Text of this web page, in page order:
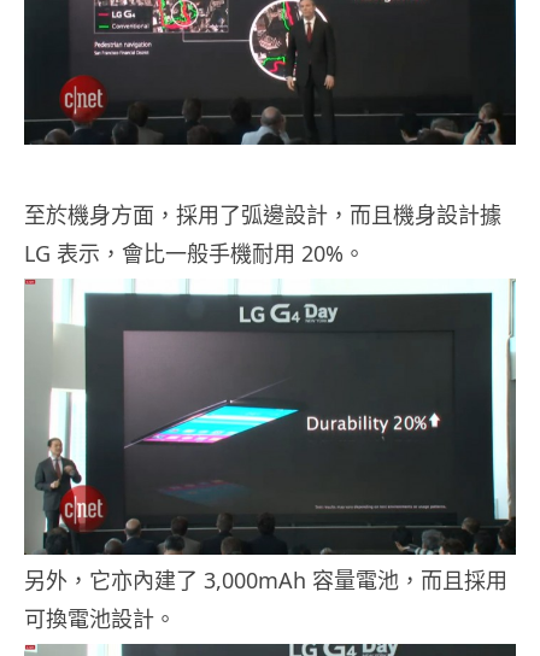
至於機身方面，採用了弧邊設計，而且機身設計據
LG 表示，會比一般手機耐用 20%。
另外，它亦內建了 3,000mAh 容量電池，而且採用
可換電池設計。